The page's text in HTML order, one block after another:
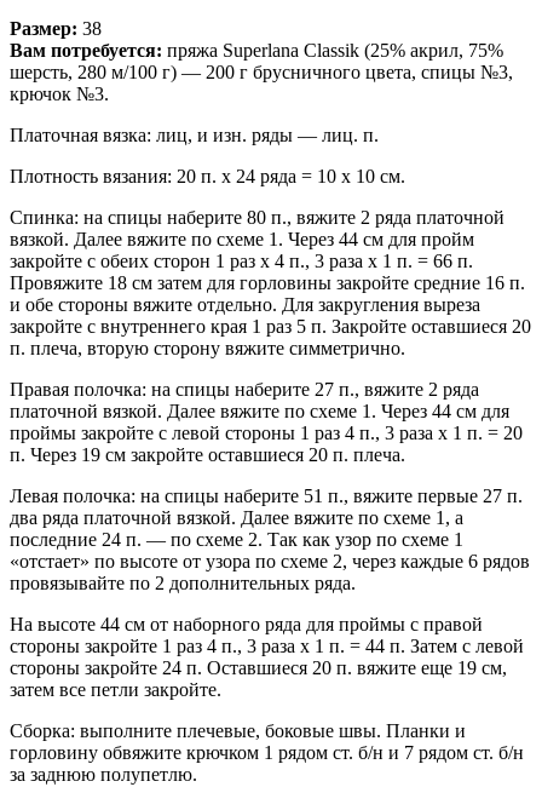
Размер: 38
Вам потребуется: пряжа Superlana Classik (25% акрил, 75%
шерсть, 280 м/100 г) — 200 г брусничного цвета, спицы №3,
крючок №3.
Платочная вязка: лиц, и изн. ряды — лиц. п.
Плотность вязания: 20 п. х 24 ряда = 10 х 10 см.
Спинка: на спицы наберите 80 п., вяжите 2 ряда платочной
вязкой. Далее вяжите по схеме 1. Через 44 см для пройм
закройте с обеих сторон 1 раз х 4 п., 3 раза х 1 п. = 66 п.
Провяжите 18 см затем для горловины закройте средние 16 п.
и обе стороны вяжите отдельно. Для закругления выреза
закройте с внутреннего края 1 раз 5 п. Закройте оставшиеся 20
п. плеча, вторую сторону вяжите симметрично.
Правая полочка: на спицы наберите 27 п., вяжите 2 ряда
платочной вязкой. Далее вяжите по схеме 1. Через 44 см для
проймы закройте с левой стороны 1 раз 4 п., 3 раза х 1 п. = 20
п. Через 19 см закройте оставшиеся 20 п. плеча.
Левая полочка: на спицы наберите 51 п., вяжите первые 27 п.
два ряда платочной вязкой. Далее вяжите по схеме 1, а
последние 24 п. — по схеме 2. Так как узор по схеме 1
«отстает» по высоте от узора по схеме 2, через каждые 6 рядов
провязывайте по 2 дополнительных ряда.
На высоте 44 см от наборного ряда для проймы с правой
стороны закройте 1 раз 4 п., 3 раза х 1 п. = 44 п. Затем с левой
стороны закройте 24 п. Оставшиеся 20 п. вяжите еще 19 см,
затем все петли закройте.
Сборка: выполните плечевые, боковые швы. Планки и
горловину обвяжите крючком 1 рядом ст. б/н и 7 рядом ст. б/н
за заднюю полупетлю.